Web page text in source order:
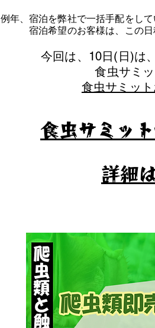
例年、宿泊を弊社で一括手配をし
宿泊希望のお客様は、この
今回は、10日(日)は
食虫サミ
食虫サミッ
食虫サミッ
詳細